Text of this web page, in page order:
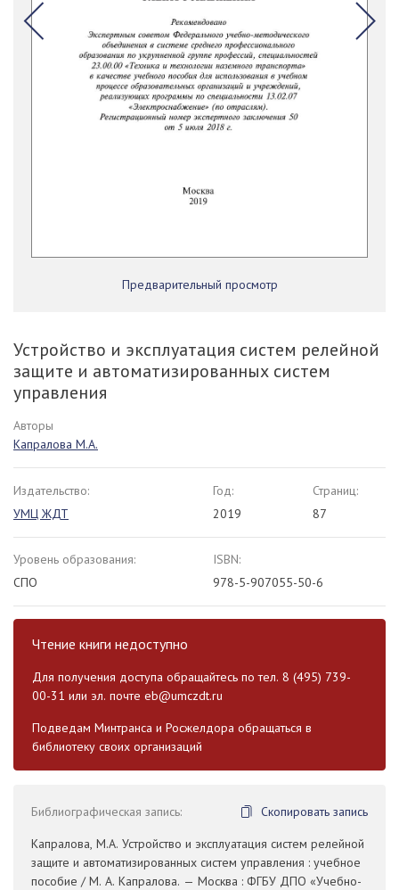
Предварительный просмотр
Устройство и эксплуатация систем релейной
защите и автоматизированных систем
управления
Авторы
Капралова М.А.
Издательство:
УМЦ ЖДТ
Год:
2019
Страниц:
87
Уровень образования:
СПО
ISBN:
978-5-907055-50-6
Чтение книги недоступно
Для получения доступа обращайтесь по тел. 8 (495) 739-
00-31 или эл. почте eb@umczdt.ru
Подведам Минтранса и Росжелдора обращаться в
библиотеку своих организаций
Библиографическая запись:
Скопировать запись
Капралова, М.А. Устройство и эксплуатация систем релейной
защите и автоматизированных систем управления : учебное
пособие / М. А. Капралова. — Москва : ФГБУ ДПО «Учебно-